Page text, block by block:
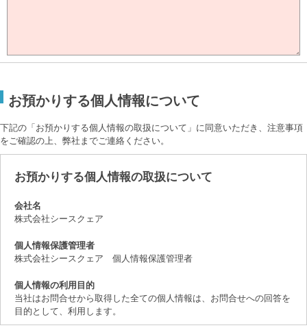
お預かりする個人情報について
下記の「お預かりする個人情報の取扱について」に同意いただき、注意事項
をご確認の上、弊社までご連絡ください。
お預かりする個人情報の取扱について
会社名
株式会社シースクェア
個人情報保護管理者
株式会社シースクェア 個人情報保護管理者
個人情報の利用目的
当社はお問合せから取得した全ての個人情報は、お問合せへの回答を
目的として、利用します。